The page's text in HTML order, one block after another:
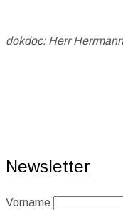
dokdoc: Herr
Newsletter
Vorname